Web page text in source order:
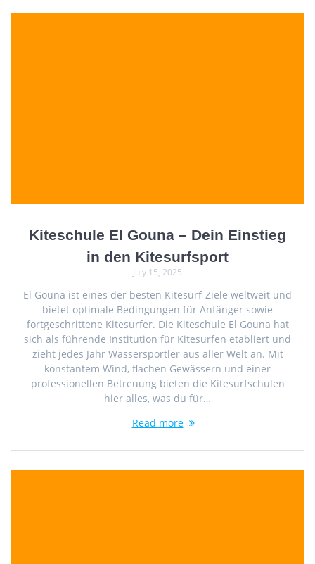
Kiteschule El Gouna – Dein Einstieg
in den Kitesurfsport
July 15, 2025
El Gouna ist eines der besten Kitesurf-Ziele weltweit und
bietet optimale Bedingungen für Anfänger sowie
fortgeschrittene Kitesurfer. Die Kiteschule El Gouna hat
sich als führende Institution für Kitesurfen etabliert und
zieht jedes Jahr Wassersportler aus aller Welt an. Mit
konstantem Wind, flachen Gewässern und einer
professionellen Betreuung bieten die Kitesurfschulen
hier alles, was du für…
Read more